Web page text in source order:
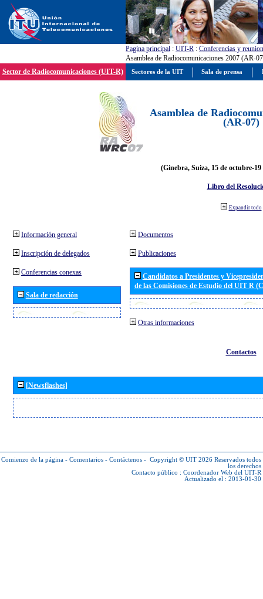
Pagína principal : UIT-R : Conferencias y
Asamblea de Radiocomunicaciones 2007 (AR-
Sector de Radiocomunicaciones (UIT-R)
Asamblea de
(AR-07)
(Ginebra, Suiza, 15 de octubre-19
Libro del
Expandir todo
Información general
Inscripción de delegados
Conferencias conexas
Sala de redacción
Documentos
Publicaciones
Candidatos a Presidentes y
de las Comisiones de Estudio del UIT R
Otras informaciones
Contactos
[Newsflashes]
Comienzo de la página - Comentarios - Contáctenos - Copyright © UIT 2026 Reservados todos
los derechos
Contacto público : Coordenador Web del UIT-R
Actualizado el : 2013-01-30
Sectores de la UIT Sala de prensa